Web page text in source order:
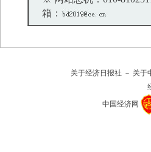
箱：
关于经济日报社 － 关于
中国经济网